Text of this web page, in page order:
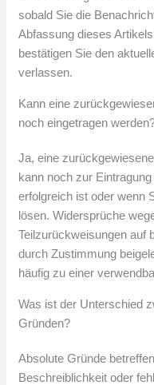
sobald Sie die
Abfassung dieses
bestätigen Sie den
verlassen.
Kann eine
noch eingetragen
Ja, eine
kann noch zur
erfolgreich ist oder wenn
lösen. Widersprüche
Teilzurückweisungen auf
durch Zustimmung
häufig zu einer
Was ist der Unterschied
Gründen?
Absolute Gründe
Beschreiblichkeit oder